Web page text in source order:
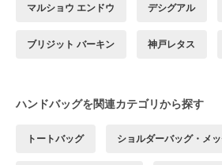
マルショウ エンドウ デシグアル
ブリジット バーキン 神戸レタス
ハンドバッグを関連カテゴリから探す
トートバッグ ショルダーバッグ・メ